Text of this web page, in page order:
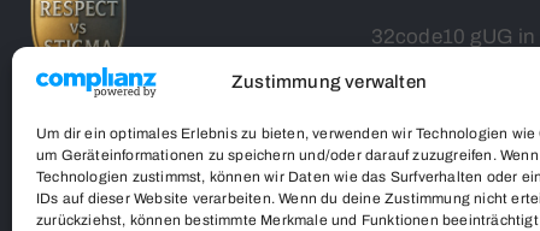
Zustimmung verwalten
Um dir ein optimales Erlebnis zu bieten, verwenden wir Technologien wie
um Geräteinformationen zu speichern und/oder darauf zuzugreifen.
Technologien zustimmst, können wir Daten wie das Surfverhalten oder
IDs auf dieser Website verarbeiten. Wenn du deine Zustimmung nicht
zurückziehst, können bestimmte Merkmale und Funktionen
32code10 gUG
Kampenwandstr.
respect-vs-
GETING HERE